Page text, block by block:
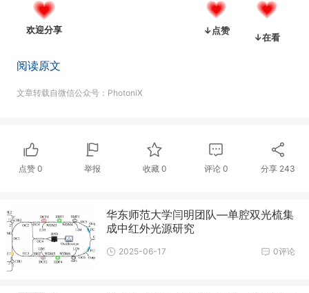
欢迎分享 ↓点赞
↓在看
阅读原文
文章转载自微信公众号：PhotoniX
点赞0 举报 收藏 0 评论0 分享 243
华东师范大学闫明团队—单腔双光梳集
成中红外光源研究
0评论
2025-06-17